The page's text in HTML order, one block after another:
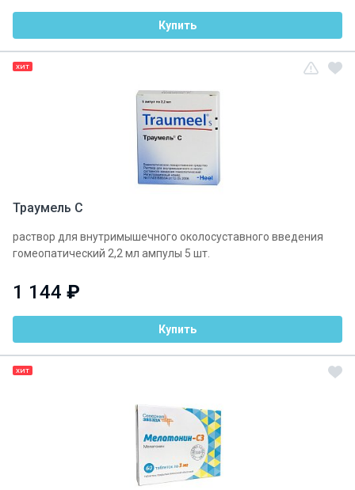
Купить
ХИТ
Траумель С
раствор для внутримышечного околосуставного введения
гомеопатический 2,2 мл ампулы 5 шт.
1 144 ₽
Купить
ХИТ